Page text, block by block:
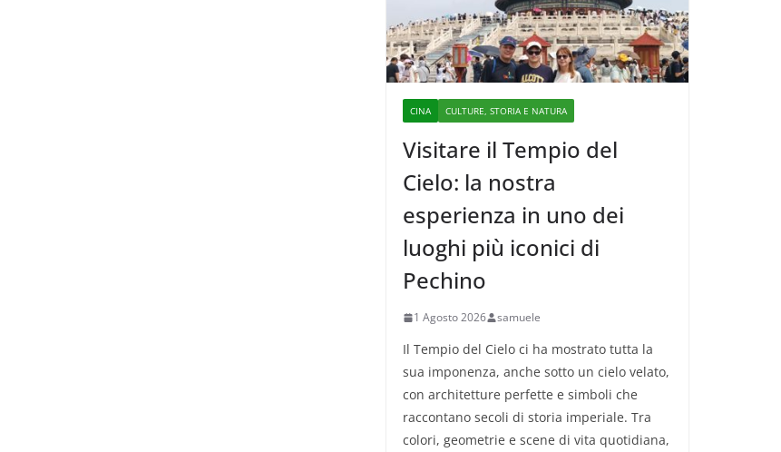
CINA CULTURE, STORIA E NATURA
Visitare il Tempio del
Cielo: la nostra
esperienza in uno dei
luoghi più iconici di
Pechino
1 Agosto 2026 samuele
Il Tempio del Cielo ci ha mostrato tutta la
sua imponenza, anche sotto un cielo velato,
con architetture perfette e simboli che
raccontano secoli di storia imperiale. Tra
colori, geometrie e scene di vita quotidiana,